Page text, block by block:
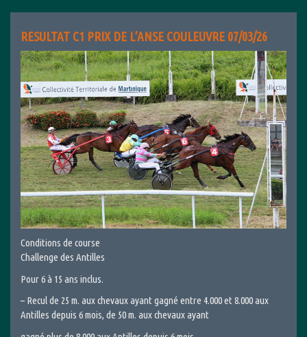
RESULTAT C1 PRIX DE L’ANSE COULEUVRE 07/03/26
Conditions de course
Challenge des Antilles
Pour 6 à 15 ans inclus.
– Recul de 25 m. aux chevaux ayant gagné entre 4.000 et 8.000 aux
Antilles depuis 6 mois, de 50 m. aux chevaux ayant